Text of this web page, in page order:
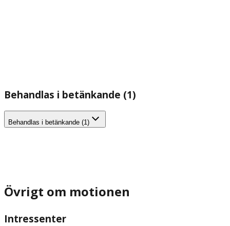
Behandlas i betänkande (1)
Behandlas i betänkande (1)
Övrigt om motionen
Intressenter